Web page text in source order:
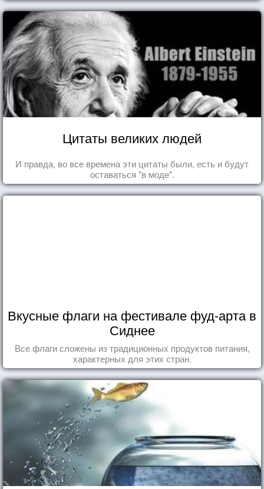
Цитаты великих людей
И правда, во все времена эти цитаты были, есть и будут
оставаться "в моде".
Вкусные флаги на фестивале фуд-арта в
Сиднее
Все флаги сложены из традиционных продуктов питания,
характерных для этих стран.